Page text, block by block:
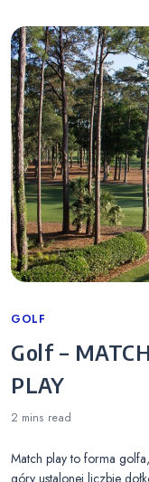
Categories
GOLF
Golf –
PLAY
2 mins read
Match play to forma
góry ustalonej liczbie